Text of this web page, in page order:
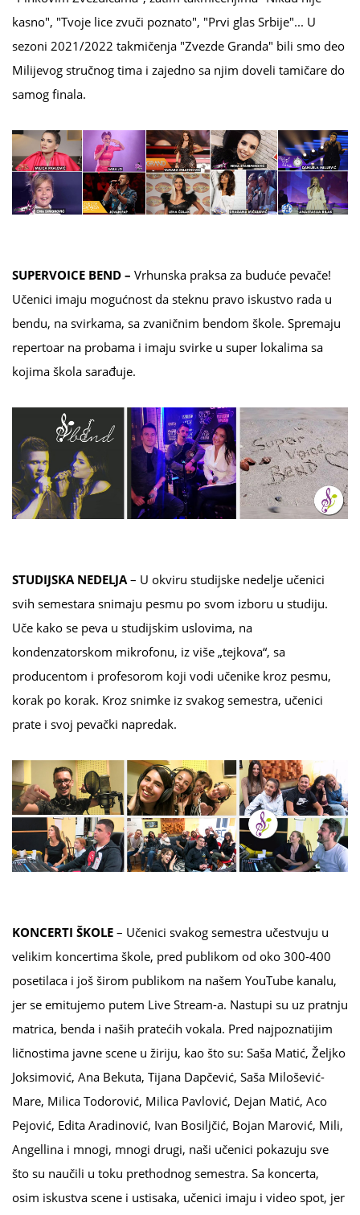
kasno", "Tvoje lice zvuči poznato", "Prvi glas Srbije"... U
sezoni 2021/2022 takmičenja "Zvezde Granda" bili smo deo
Milijevog stručnog tima i zajedno sa njim doveli tamičare do
samog finala.
SUPERVOICE BEND – Vrhunska praksa za buduće pevače!
Učenici imaju mogućnost da steknu pravo iskustvo rada u
bendu, na svirkama, sa zvaničnim bendom škole. Spremaju
repertoar na probama i imaju svirke u super lokalima sa
kojima škola sarađuje.
STUDIJSKA NEDELJA – U okviru studijske nedelje učenici
svih semestara snimaju pesmu po svom izboru u studiju.
Uče kako se peva u studijskim uslovima, na
kondenzatorskom mikrofonu, iz više „tejkova“, sa
producentom i profesorom koji vodi učenike kroz pesmu,
korak po korak. Kroz snimke iz svakog semestra, učenici
prate i svoj pevački napredak.
KONCERTI ŠKOLE – Učenici svakog semestra učestvuju u
velikim koncertima škole, pred publikom od oko 300-400
posetilaca i još širom publikom na našem YouTube kanalu,
jer se emitujemo putem Live Stream-a. Nastupi su uz pratnju
matrica, benda i naših pratećih vokala. Pred najpoznatijim
ličnostima javne scene u žiriju, kao što su: Saša Matić, Željko
Joksimović, Ana Bekuta, Tijana Dapčević, Saša Milošević-
Mare, Milica Todorović, Milica Pavlović, Dejan Matić, Aco
Pejović, Edita Aradinović, Ivan Bosiljčić, Bojan Marović, Mili,
Angellina i mnogi, mnogi drugi, naši učenici pokazuju sve
što su naučili u toku prethodnog semestra. Sa koncerta,
osim iskustva scene i ustisaka, učenici imaju i video spot, jer